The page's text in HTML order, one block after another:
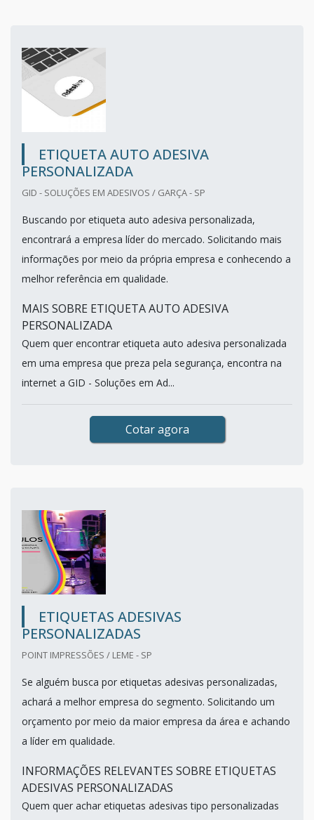
ETIQUETA AUTO ADESIVA
PERSONALIZADA
GID - SOLUÇÕES EM ADESIVOS / GARÇA - SP
Buscando por etiqueta auto adesiva personalizada,
encontrará a empresa líder do mercado. Solicitando mais
informações por meio da própria empresa e conhecendo a
melhor referência em qualidade.
MAIS SOBRE ETIQUETA AUTO ADESIVA
PERSONALIZADA
Quem quer encontrar etiqueta auto adesiva personalizada
em uma empresa que preza pela segurança, encontra na
internet a GID - Soluções em Ad...
Cotar agora
ETIQUETAS ADESIVAS
PERSONALIZADAS
POINT IMPRESSÕES / LEME - SP
Se alguém busca por etiquetas adesivas personalizadas,
achará a melhor empresa do segmento. Solicitando um
orçamento por meio da maior empresa da área e achando
a líder em qualidade.
INFORMAÇÕES RELEVANTES SOBRE ETIQUETAS
ADESIVAS PERSONALIZADAS
Quem quer achar etiquetas adesivas tipo personalizadas